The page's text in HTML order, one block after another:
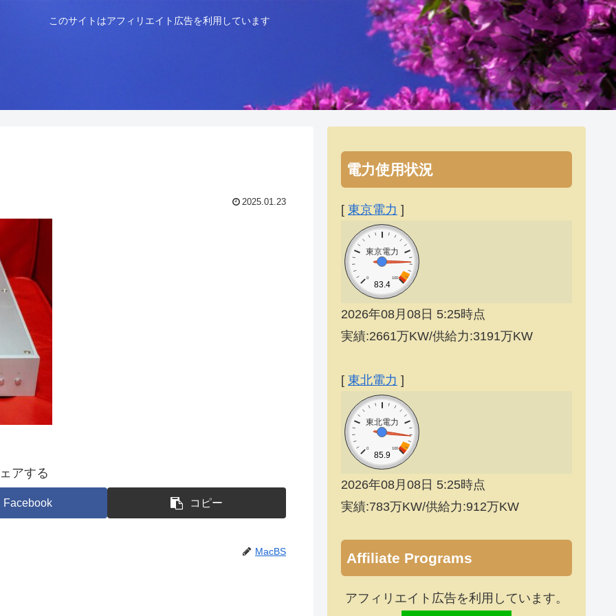
このサイトはアフィリエイト広告を利用しています
2025.01.23
アする
Facebook コピー
MacBS
電力使用状況
[ 東京電力 ]
東京電力
0 100
83.4
2026年08月08日 5:25時点
実績:2661万KW/供給力:3191万KW
[ 東北電力 ]
東北電力
0 100
85.9
2026年08月08日 5:25時点
実績:783万KW/供給力:912万KW
Affiliate Programs
アフィリエイト広告を利用しています。